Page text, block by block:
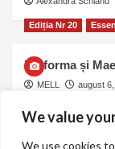
We value
We use cookies
Ediția Nr 20
Uniforma și
MELL august